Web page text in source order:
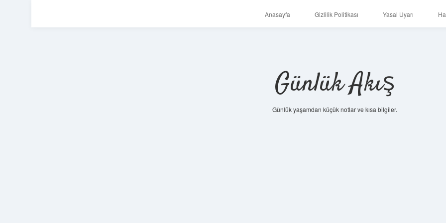
Anasayfa Gizlilik Politikası Yasal Uyarı
Günlük Akış
Günlük yaşamdan küçük notlar ve kısa bilgiler.